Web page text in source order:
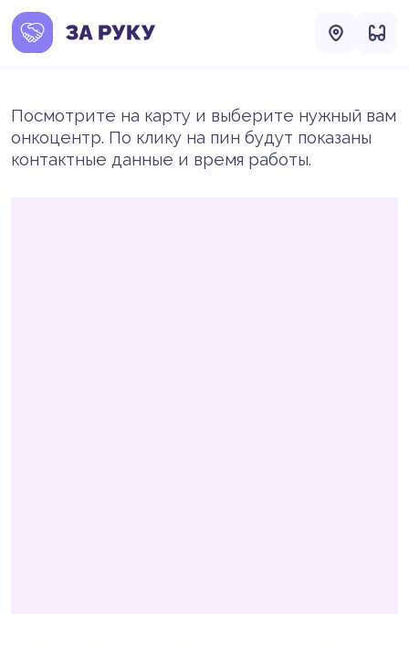
Посмотрите на карту и выберите нужный вам
онкоцентр. По клику на пин будут показаны
контактные данные и время работы.